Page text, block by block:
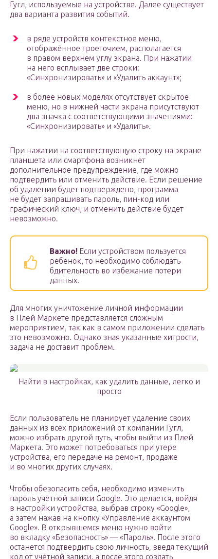
Гугл, используемые на устройстве. Далее существует
два варианта развития событий.
в ряде устройств контекстное меню,
отображённое троеточием, располагается
в правом верхнем углу экрана. При нажатии
на него всплывает две строки:
«Синхронизировать» и «Удалить аккаунт»;
в более новых моделях отсутствует скрытое
меню, но в нижней части экрана присутствуют
два значка с соответствующими значениями:
«Синхронизировать» и «Удалить».
При нажатии на соответствующую строку на экране
планшета или смартфона возникнет
дополнительное предупреждение, где можно
подтвердить или отменить действие. Если решение
об удалении будет подтверждено, программа
не будет запрашивать пароль, пин-код или
графический ключ, и отменить действие будет
невозможно.
Важно! Если устройством пользуется
ребенок, то необходимо соблюдать
бдительность во избежание потери
данных.
Для многих уничтожение личной информации
в Плей Маркете представляется сложным
мероприятием, так как в самом приложении сделать
это невозможно. Однако зная указанные хитрости,
задача не доставит проблем.
Найти в настройках, как удалить данные, легко и
просто
Если пользователь не планирует удаление своих
данных из всех приложений от компании Гугл,
можно избрать другой путь, чтобы выйти из Плей
Маркета. Это может потребоваться при утере
устройства, его передаче на ремонт, продаже
и во многих других случаях.
Чтобы обезопасить себя, необходимо изменить
пароль учётной записи Google. Это делается, войдя
в настройки устройства, выбрав строку «Google»,
а затем нажав на кнопку «Управление аккаунтом
Google». В открывшемся меню нужно войти
во вкладку «Безопасность» — «Пароль». После этого
останется подтвердить свою личность, введя текущий
код от учётной записи, а после этого создать